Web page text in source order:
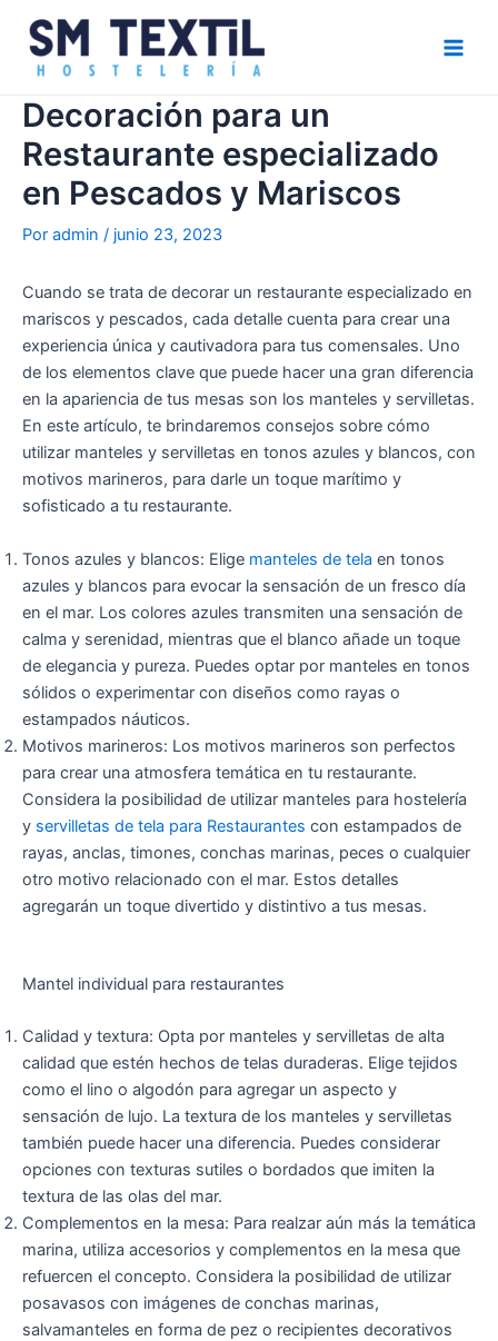
contenido
Decoración para un
Restaurante especializado
en Pescados y Mariscos
Por admin / junio 23, 2023
Cuando se trata de decorar un restaurante especializado en
mariscos y pescados, cada detalle cuenta para crear una
experiencia única y cautivadora para tus comensales. Uno
de los elementos clave que puede hacer una gran diferencia
en la apariencia de tus mesas son los manteles y servilletas.
En este artículo, te brindaremos consejos sobre cómo
utilizar manteles y servilletas en tonos azules y blancos, con
motivos marineros, para darle un toque marítimo y
sofisticado a tu restaurante.
Tonos azules y blancos: Elige manteles de tela en tonos
azules y blancos para evocar la sensación de un fresco día
en el mar. Los colores azules transmiten una sensación de
calma y serenidad, mientras que el blanco añade un toque
de elegancia y pureza. Puedes optar por manteles en tonos
sólidos o experimentar con diseños como rayas o
estampados náuticos.
Motivos marineros: Los motivos marineros son perfectos
para crear una atmosfera temática en tu restaurante.
Considera la posibilidad de utilizar manteles para hostelería
y servilletas de tela para Restaurantes con estampados de
rayas, anclas, timones, conchas marinas, peces o cualquier
otro motivo relacionado con el mar. Estos detalles
agregarán un toque divertido y distintivo a tus mesas.
Mantel individual para restaurantes
Calidad y textura: Opta por manteles y servilletas de alta
calidad que estén hechos de telas duraderas. Elige tejidos
como el lino o algodón para agregar un aspecto y
sensación de lujo. La textura de los manteles y servilletas
también puede hacer una diferencia. Puedes considerar
opciones con texturas sutiles o bordados que imiten la
textura de las olas del mar.
Complementos en la mesa: Para realzar aún más la temática
marina, utiliza accesorios y complementos en la mesa que
refuercen el concepto. Considera la posibilidad de utilizar
posavasos con imágenes de conchas marinas,
salvamanteles en forma de pez o recipientes decorativos
de
entradas